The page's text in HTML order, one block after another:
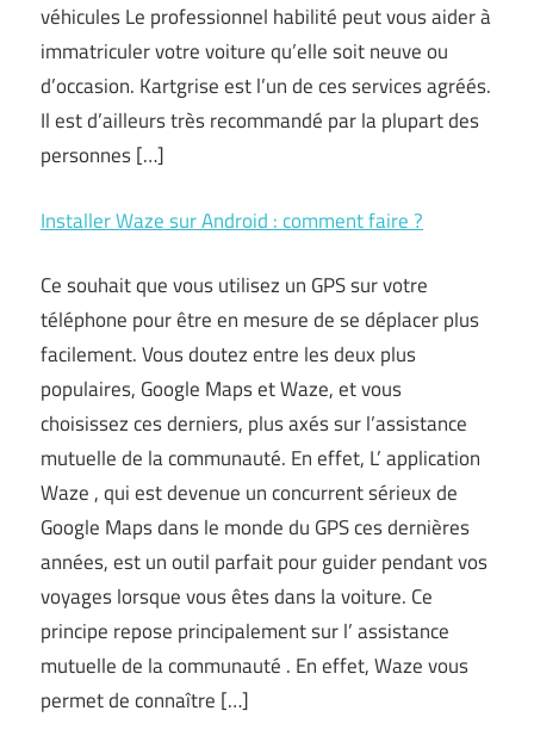
véhicules Le professionnel habilité peut vous aider à
immatriculer votre voiture qu’elle soit neuve ou
d’occasion. Kartgrise est l’un de ces services agréés.
Il est d’ailleurs très recommandé par la plupart des
personnes […]
Installer Waze sur Android : comment faire ?
Ce souhait que vous utilisez un GPS sur votre
téléphone pour être en mesure de se déplacer plus
facilement. Vous doutez entre les deux plus
populaires, Google Maps et Waze, et vous
choisissez ces derniers, plus axés sur l’assistance
mutuelle de la communauté. En effet, L’ application
Waze , qui est devenue un concurrent sérieux de
Google Maps dans le monde du GPS ces dernières
années, est un outil parfait pour guider pendant vos
voyages lorsque vous êtes dans la voiture. Ce
principe repose principalement sur l’ assistance
mutuelle de la communauté . En effet, Waze vous
permet de connaître […]